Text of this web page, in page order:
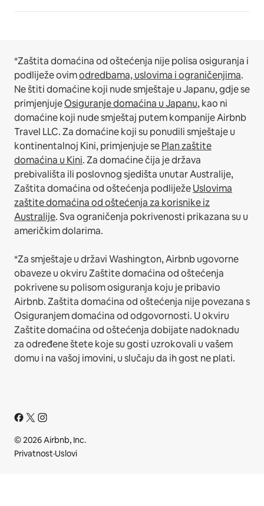
*Zaštita domaćina od oštećenja nije polisa osiguranja i
podliježe ovimodredbama, uslovima i ograničenjima.
Ne štiti domaćine koji nude smještaje u Japanu, gdje se
primjenjujeOsiguranje domaćina u Japanu, kao ni
domaćine koji nude smještaj putem kompanije Airbnb
Travel LLC.Za domaćine koji su ponudili smještaje u
kontinentalnoj Kini, primjenjuje sePlan zaštite
domaćina u Kini.Za domaćine čija je država
prebivališta ili poslovnog sjedišta unutar Australije,
Zaštita domaćina od oštećenja podliježeUslovima
zaštite domaćina od oštećenja za korisnike iz
Australije. Sva ograničenja pokrivenosti prikazana su u
američkim dolarima.
*Za smještaje u državi Washington, Airbnb ugovorne
obaveze u okviru Zaštite domaćina od oštećenja
pokrivene su polisom osiguranja koju je pribavio
Airbnb. Zaštita domaćina od oštećenja nije povezana s
Osiguranjem domaćina od odgovornosti. U okviru
Zaštite domaćina od oštećenja dobijate nadoknadu
za određene štete koje su gosti uzrokovali u vašem
domu i na vašoj imovini, u slučaju da ih gost ne plati.
© 2026 Airbnb, Inc.
Privatnost·Uslovi